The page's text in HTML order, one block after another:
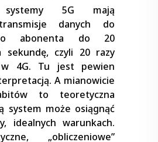
systemy 5G mają
danych do
abonenta do 20
sekundę, czyli 20 razy
w 4G. Tu jest pewien
A mianowicie
to teoretyczna
system może osiągnąć
idealnych warunkach.
„obliczeniowe”